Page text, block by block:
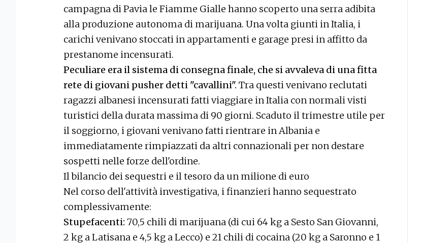
campagna di Pavia le Fiamme Gialle hanno scoperto una serra adibita
alla produzione autonoma di marijuana. Una volta giunti in Italia, i
carichi venivano stoccati in appartamenti e garage presi in affitto da
prestanome incensurati.
Peculiare era il sistema di consegna finale, che si avvaleva di una fitta
rete di giovani pusher detti "cavallini". Tra questi venivano reclutati
ragazzi albanesi incensurati fatti viaggiare in Italia con normali visti
turistici della durata massima di 90 giorni. Scaduto il trimestre utile per
il soggiorno, i giovani venivano fatti rientrare in Albania e
immediatamente rimpiazzati da altri connazionali per non destare
sospetti nelle forze dell'ordine.
Il bilancio dei sequestri e il tesoro da un milione di euro
Nel corso dell'attività investigativa, i finanzieri hanno sequestrato
complessivamente:
Stupefacenti: 70,5 chili di marijuana (di cui 64 kg a Sesto San Giovanni,
2 kg a Latisana e 4,5 kg a Lecco) e 21 chili di cocaina (20 kg a Saronno e 1